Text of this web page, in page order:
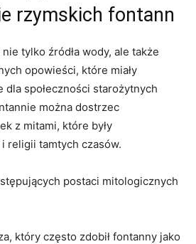
rzymskich fontann
tylko źródła wody, ale także
opowieści, które miały
dla społeczności starożytnych
można dostrzec
z mitami, które były
religii tamtych czasów.
postaci mitologicznych
który często zdobił fontanny jako